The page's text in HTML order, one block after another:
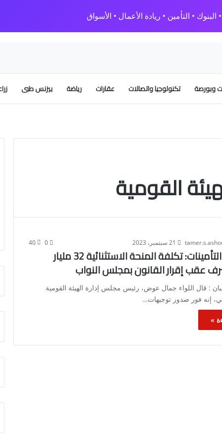
• التأمين • ريادة الأعمال • الأسواق
وبورصة تكنولوجيا واتصالات عقارات رياضة بيزنس طبى
القومية
21 سبتمبر، 2023 0
40
رئيس هيئة التأمينات: تكلفة المنحة الاستثنائية 32 مليار
عقب إقرار القانون بمجلس النواب
: قال اللواء جمال عوض، رئيس مجلس إدارة الهيئة القومية
إنه فور صدور توجيهات…
»